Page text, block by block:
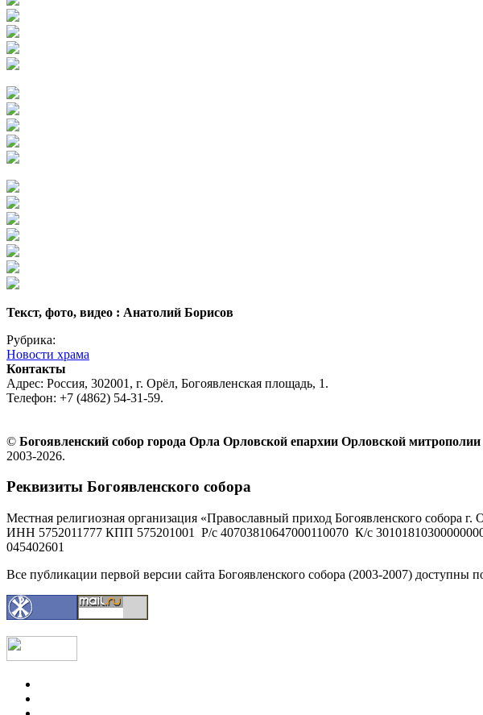
Текст, фото, видео : Анатолий Борисов
Рубрика:
Новости храма
Контакты
Адрес: Россия, 302001, г. Орёл, Богоявленская площадь, 1.
Телефон: +7 (4862) 54-31-59.
© Богоявленский собор города Орла Орловской епархии Орловской
2003-2026.
Реквизиты Богоявленского собора
Местная религиозная организация «Православный приход Богоявленского собора
ИНН 5752011777 КПП 575201001 Р/с 40703810647000110070 К/с
045402601
Все публикации первой версии сайта Богоявленского собора (2003-2007) доступны